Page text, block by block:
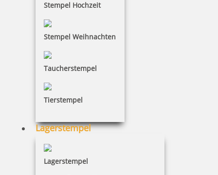
Stempel Hochzeit
Stempel Weihnachten
Taucherstempel
Tierstempel
Lagerstempel
Lagerstempel
84,50 €
Trodat Professional 5480 4.0 Datumstempel mit Text 68x47 mm